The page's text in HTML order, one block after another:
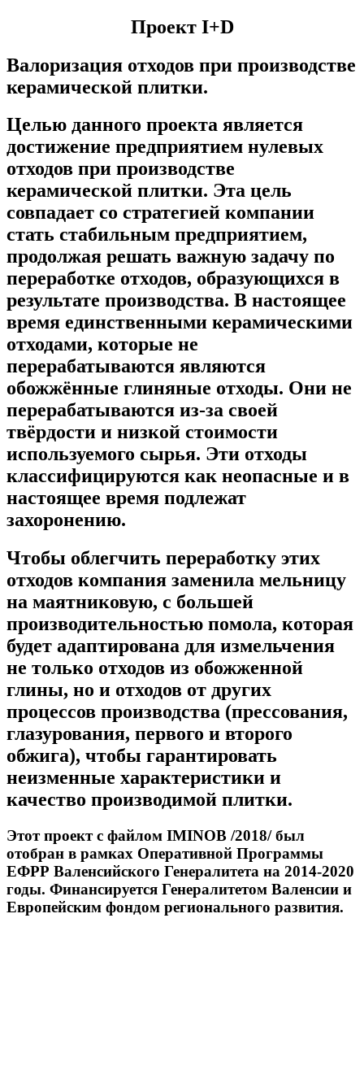
Проект I+D
Валоризация отходов при производстве
керамической плитки.
Целью данного проекта является
достижение предприятием нулевых
отходов при производстве
керамической плитки. Эта цель
совпадает со стратегией компании
стать стабильным предприятием,
продолжая решать важную задачу по
переработке отходов, образующихся в
результате производства. В настоящее
время единственными керамическими
отходами, которые не
перерабатываются являются
обожжённые глиняные отходы. Они не
перерабатываются из-за своей
твёрдости и низкой стоимости
используемого сырья. Эти отходы
классифицируются как неопасные и в
настоящее время подлежат
захоронению.
Чтобы облегчить переработку этих
отходов компания заменила мельницу
на маятниковую, с большей
производительностью помола, которая
будет адаптирована для измельчения
не только отходов из обожженной
глины, но и отходов от других
процессов производства (прессования,
глазурования, первого и второго
обжига), чтобы гарантировать
неизменные характеристики и
качество производимой плитки.
Этот проект с файлом IMINOB /2018/ был
отобран в рамках Оперативной Программы
ЕФРР Валенсийского Генералитета на 2014-2020
годы. Финансируется Генералитетом Валенсии и
Европейским фондом регионального развития.